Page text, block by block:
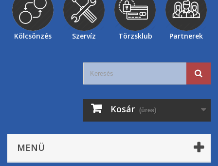
Kölcsönzés Szervíz Törzsklub Partnerek
Kosár (üres)
MENÜ